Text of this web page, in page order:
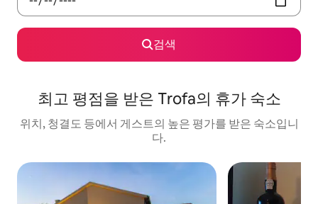
검색
최고 평점을 받은 Trofa의 휴가 숙소
위치, 청결도 등에서 게스트의 높은 평가를 받은 숙소입니
다.